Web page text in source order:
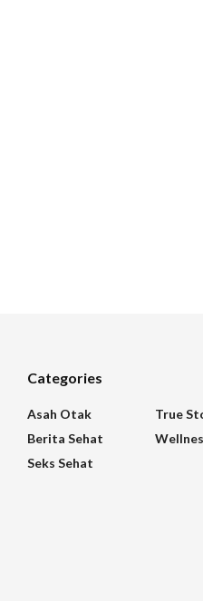
Categories
Asah Otak
Berita Sehat
Seks Sehat
True